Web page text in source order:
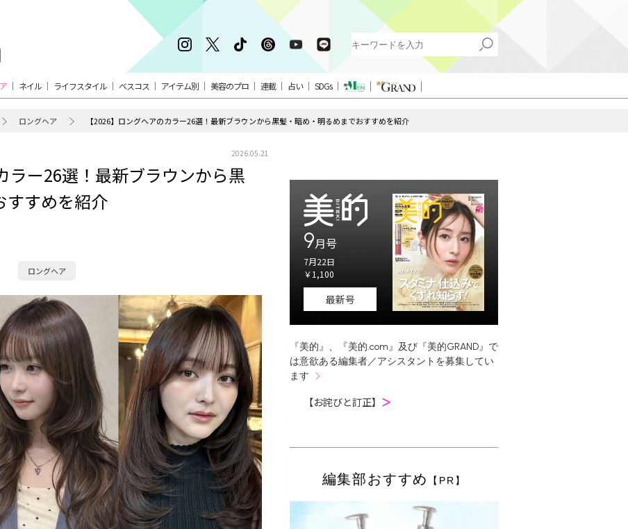
ネイル ライフスタイル ベスコス アイテム別 美容のプロ 連載 占い SDGs
ロングヘア 【2026】ロングヘアのカラー26選！最新ブラウンから黒髪・暗め・明るめまでおすすめを紹介
2026.05.21
ラー26選！最新ブラウンから黒
すすめを紹介
ロングヘア
9月号
7月22日
￥1,100
最新号
『美的』、『美的.com』及び『美的GRAND』で
は意欲ある編集者／アシスタントを募集してい
ます
【お詫びと訂正】 ＞
編集部おすすめ 【PR】